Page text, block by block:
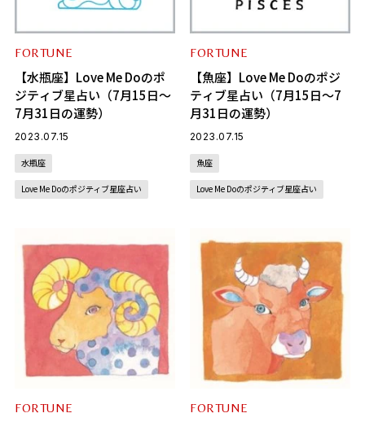
FORTUNE
【水瓶座】Love Me Doのポ
ジティブ星占い（7月15日～
7月31日の運勢）
2023.07.15
水瓶座
Love Me Doのポジティブ星座占い
FORTUNE
【魚座】Love Me Doのポジ
ティブ星占い（7月15日～7
月31日の運勢）
2023.07.15
魚座
Love Me Doのポジティブ星座占い
FORTUNE FORTUNE